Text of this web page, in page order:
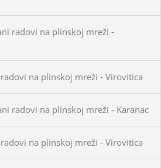
radovi na plinskoj mreži -
na plinskoj mreži - Virovitica
radovi na plinskoj mreži - Karanac
na plinskoj mreži - Virovitica